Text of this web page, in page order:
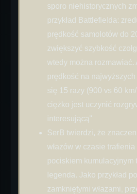
sporo niehistorycznych
przykład Battlefielda:
prędkość samolotów do
zwiększyć szybkość
wtedy można rozmawiać.
prędkość na
się 15 razy (900 vs 60
ciężko jest uczynić
interesującą"
SerB twierdzi, że
włazów w czasie trafienia
pociskiem kumulacyjnym
legenda. Jako przykład
zamkniętymi włazami,